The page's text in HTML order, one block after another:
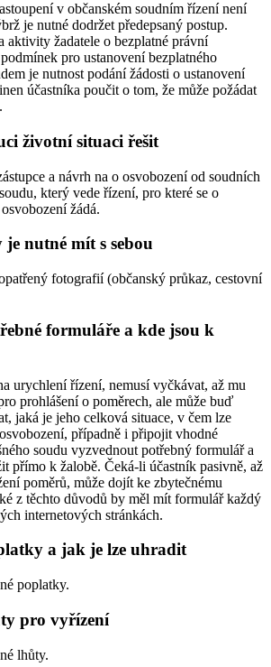
v občanském soudním řízení není
je nutné dodržet předepsaný postup.
aktivity žadatele o bezplatné právní
pro ustanovení bezplatného
je nutnost podání žádosti o ustanovení
účastníka poučit o tom, že může požádat
životní situaci řešit
a návrh na o osvobození od soudních
který vede řízení, pro které se o
žádá.
nutné mít s sebou
fotografií (občanský průkaz, cestovní
formuláře a kde jsou k
urychlení řízení, nemusí vyčkávat, až mu
prohlášení o poměrech, ale může buď
jaká je jeho celková situace, v čem lze
případně i připojit vhodné
soudu vyzvednout potřebný formulář a
přímo k žalobě. Čeká-li účastník pasivně, až
poměrů, může dojít ke zbytečnému
z těchto důvodů by měl mít formulář každý
internetových stránkách.
a jak je lze uhradit
poplatky.
pro vyřízení
lhůty.